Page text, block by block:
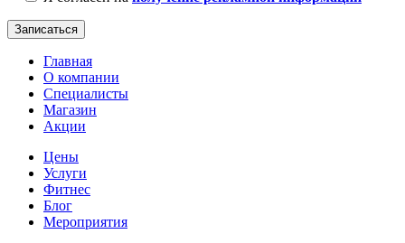
Главная
О компании
Специалисты
Магазин
Акции
Цены
Услуги
Фитнес
Блог
Мероприятия